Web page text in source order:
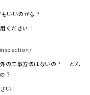
いいのかな？
ください！
の工事方法はないの？ どん
？
い！